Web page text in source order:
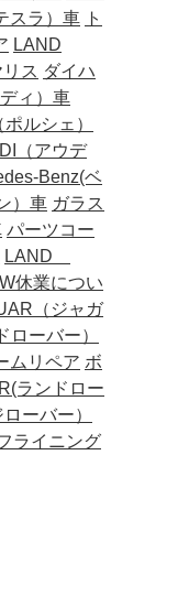
スラ）車 ト
LAND
リス ダイハ
ィ）車
ルシェ）
（アウデ
Benz(ベ
）車 ガラス
パーツコー
LAND
休業につい
（ジャガ
ーバー）
ムリペア ボ
ランドロー
ーバー）
ライニング